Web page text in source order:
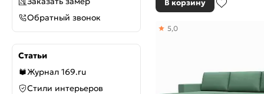
Обратный звонок
Статьи
Журнал 169.ru
Стили интерьеров
В корзину
5,0